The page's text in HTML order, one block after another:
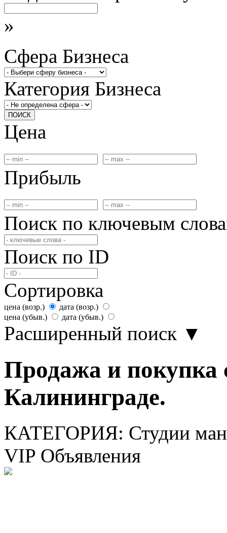
»
Сфера Бизнеса
Категория Бизнеса
ПОИСК
Цена
Прибыль
Поиск по ключевым
Поиск по ID
Сортировка
цена (возр.)
дата (возр.)
цена (убыв.)
дата (убыв.)
Расширенный поиск ▼
Продажа и покупка
Калининграде.
КАТЕГОРИЯ: Студии
VIP Объявления